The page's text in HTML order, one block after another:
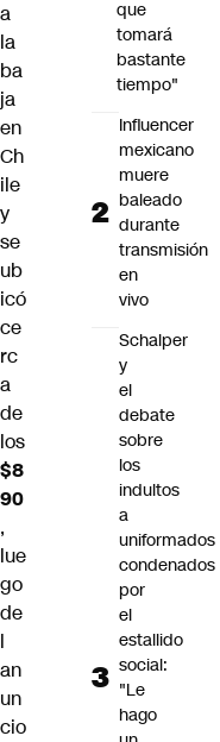
a
la
ba
ja
en
Ch
ile
y
se
ub
icó
ce
rc
a
de
los
$8
90
,
lue
go
de
l
an
un
cio
que
tomará
bastante
tiempo"
Influencer
mexicano
muere
baleado
durante
transmisión
en
vivo
Schalper
y
el
debate
sobre
los
indultos
a
uniformados
condenados
por
el
estallido
social:
"Le
hago